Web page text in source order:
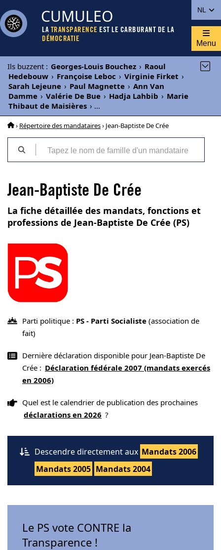
NL
CUMULEO
LA TRANSPARENCE EST LE CARBURANT DE LA
DÉMOCRATIE
Menu
Ils buzzent : Georges-Louis Bouchez › Raoul
Hedebouw › Françoise Leboc › Virginie Firket ›
Sarah Lejeune › Paul Magnette › Ann Van
Damme › Valérie De Bue › Hadja Lahbib › Marie
Thibaut de Maisières › ...
› Répertoire des mandataires› Jean-Baptiste De Crée
Jean-Baptiste De Crée
La fiche détaillée des mandats, fonctions et
professions de Jean-Baptiste De Crée (PS)
Parti politique : PS - Parti Socialiste (association de
fait)
Dernière déclaration disponible pour Jean-Baptiste De
Crée : Déclaration fédérale 2007 (mandats exercés
en 2006)
Quel est le calendrier de publication des prochaines
déclarations en 2026 ?
Descendre directement aux Mandats 2006
Mandats 2005 Mandats 2004
Le PS vote CONTRE la
Transparence !